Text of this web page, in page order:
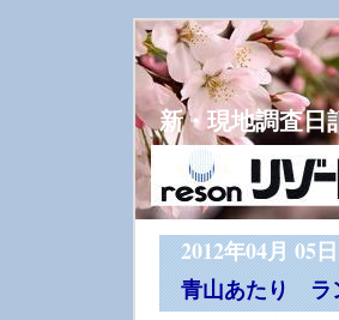
新・現地調査日
2012年04月 05日
青山あたり ラ